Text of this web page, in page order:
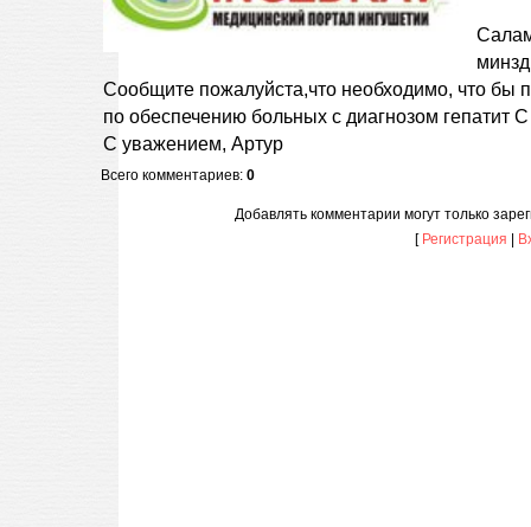
Сообщите пожалуйста,что необходимо, что бы
по обеспечению больных с диагнозом гепатит
С уважением, Артур
Всего комментариев: 0
Добавлять комментарии могут только
[ Регистрация